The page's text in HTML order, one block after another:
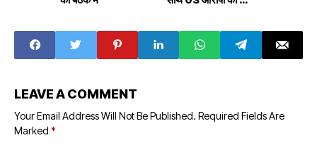
LEAVE A COMMENT
Your Email Address Will Not Be Published. Required Fields Are
Marked *